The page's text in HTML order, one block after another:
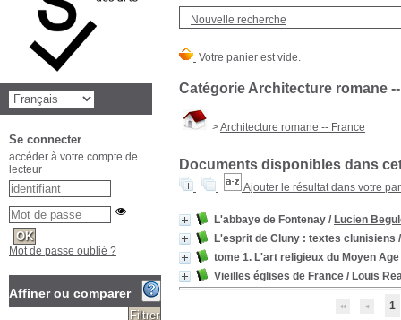
Nouvelle recherche
Catégorie Architecture romane
>Architecture romane -- France
Documents disponibles dans
Ajouter le résultat dans votre
L'abbaye de Fontenay / Lucien
L'esprit de Cluny : textes clunisiens
tome 1. L'art religieux du Moyen
Vieilles églises de France / Louis
1
Se connecter
accéder à votre compte de
lecteur
Mot de passe oublié ?
Affiner ou comparer